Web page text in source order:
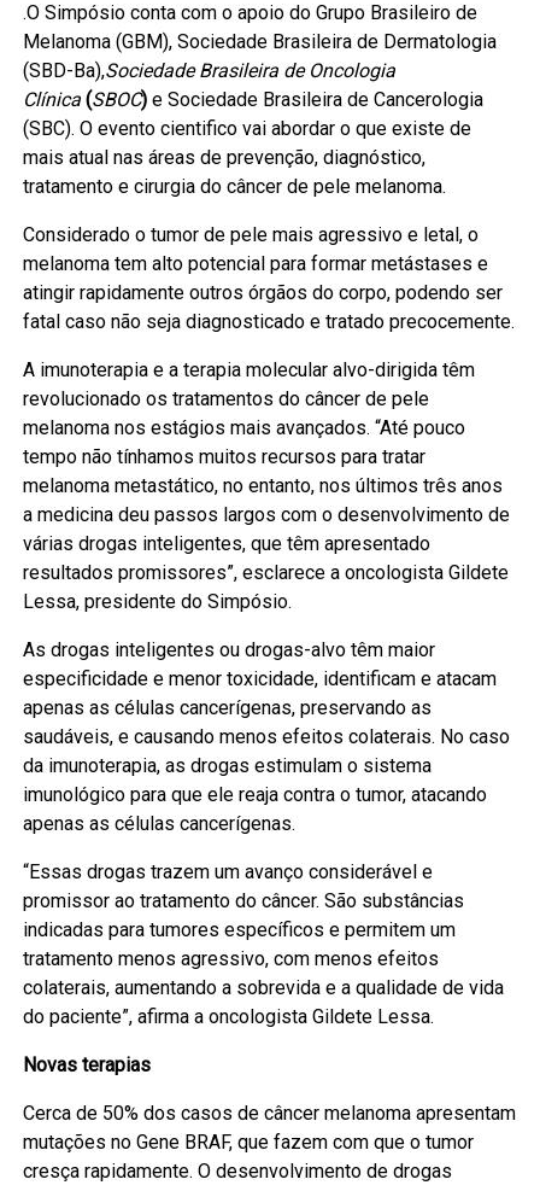
.O Simpósio conta com o apoio do Grupo Brasileiro de
Melanoma (GBM), Sociedade Brasileira de Dermatologia
(SBD-Ba),Sociedade Brasileira de Oncologia
Clínica (SBOC) e Sociedade Brasileira de Cancerologia
(SBC). O evento cientifico vai abordar o que existe de
mais atual nas áreas de prevenção, diagnóstico,
tratamento e cirurgia do câncer de pele melanoma.
Considerado o tumor de pele mais agressivo e letal, o
melanoma tem alto potencial para formar metástases e
atingir rapidamente outros órgãos do corpo, podendo ser
fatal caso não seja diagnosticado e tratado precocemente.
A imunoterapia e a terapia molecular alvo-dirigida têm
revolucionado os tratamentos do câncer de pele
melanoma nos estágios mais avançados. “Até pouco
tempo não tínhamos muitos recursos para tratar
melanoma metastático, no entanto, nos últimos três anos
a medicina deu passos largos com o desenvolvimento de
várias drogas inteligentes, que têm apresentado
resultados promissores”, esclarece a oncologista Gildete
Lessa, presidente do Simpósio.
As drogas inteligentes ou drogas-alvo têm maior
especificidade e menor toxicidade, identificam e atacam
apenas as células cancerígenas, preservando as
saudáveis, e causando menos efeitos colaterais. No caso
da imunoterapia, as drogas estimulam o sistema
imunológico para que ele reaja contra o tumor, atacando
apenas as células cancerígenas.
“Essas drogas trazem um avanço considerável e
promissor ao tratamento do câncer. São substâncias
indicadas para tumores específicos e permitem um
tratamento menos agressivo, com menos efeitos
colaterais, aumentando a sobrevida e a qualidade de vida
do paciente”, afirma a oncologista Gildete Lessa.
Novas terapias
Cerca de 50% dos casos de câncer melanoma apresentam
mutações no Gene BRAF, que fazem com que o tumor
cresça rapidamente. O desenvolvimento de drogas